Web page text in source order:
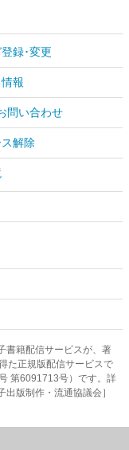
録･変更
報
問い合わせ
解除
書籍配信サービスが、著
た正規版配信サービスで
第6091713号）です。詳
版制作・流通協議会］